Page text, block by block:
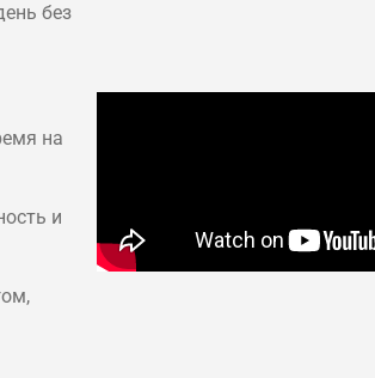
без
на
и